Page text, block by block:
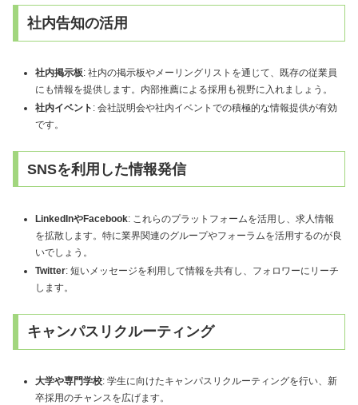
社内告知の活用
社内掲示板: 社内の掲示板やメーリングリストを通じて、既存の従業員
にも情報を提供します。内部推薦による採用も視野に入れましょう。
社内イベント : 会社説明会や社内イベントでの積極的な情報提供が有効
です。
SNSを利用した情報発信
LinkedInやFacebook: これらのプラットフォームを活用し、求人情報
を拡散します。特に業界関連のグループやフォーラムを活用するのが良
いでしょう。
Twitter: 短いメッセージを利用して情報を共有し、フォロワーにリーチ
します。
キャンパスリクルーティング
大学や専門学校: 学生に向けたキャンパスリクルーティングを行い、新
卒採用のチャンスを広げます。